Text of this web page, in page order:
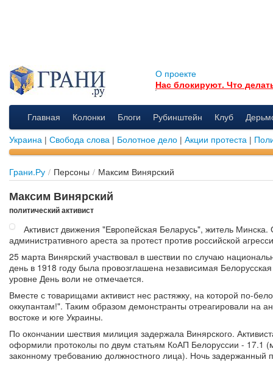
О проекте
Нас блокируют. Что
Главная Колонки Блоги Рубинштейн Клуб
Украина | Свобода слова | Болотное дело | Акции протеста |
Грани.Ру / Персоны / Максим Винярский
Максим Винярский
политический активист
Активист движения "Европейская Беларусь", житель
административного ареста за протест против российской
25 марта Винярский участвовал в шествии по случаю
день в 1918 году была провозглашена независимая
уровне День воли не отмечается.
Вместе с товарищами активист нес растяжку, на которой по-
оккупантам!". Таким образом демонстранты отреагировали на
востоке и юге Украины.
По окончании шествия милиция задержала Винярского.
оформили протоколы по двум статьям КоАП Белоруссии - 17.1
законному требованию должностного лица). Ночь задержанный